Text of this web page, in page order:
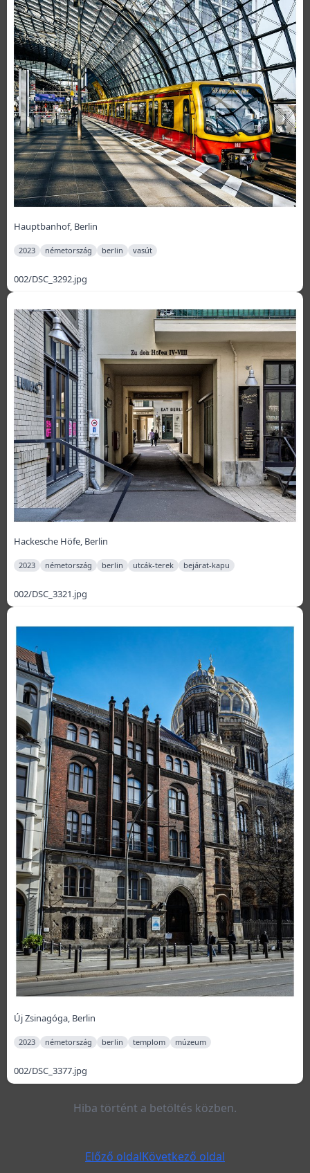
Hauptbanhof, Berlin
2023 németország berlin vasút
002/DSC_3292.jpg
Hackesche Höfe, Berlin
2023 németország berlin utcák-terek bejárat-kapu
002/DSC_3321.jpg
Új Zsinagóga, Berlin
2023 németország berlin templom múzeum
002/DSC_3377.jpg
Hiba történt a betöltés közben.
Előző oldalKövetkező oldal